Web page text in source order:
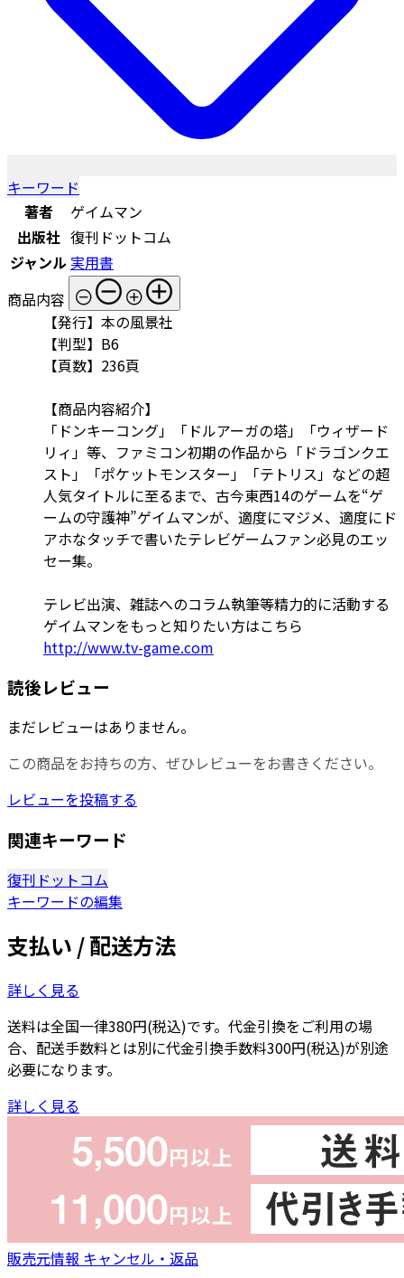
キーワード
著者
ゲイムマン
出版社 復刊ドットコム
ジャンル 実用書
商品内容
【発行】本の風景社
【判型】B6
【頁数】236頁
【商品内容紹介】
「ドンキーコング」「ドルアーガの塔」「ウィザード
リィ」等、ファミコン初期の作品から「ドラゴンクエ
スト」「ポケットモンスター」「テトリス」などの超
人気タイトルに至るまで、古今東西14のゲームを“ゲ
ームの守護神”ゲイムマンが、適度にマジメ、適度にド
アホなタッチで書いたテレビゲームファン必見のエッ
セー集。
テレビ出演、雑誌へのコラム執筆等精力的に活動する
ゲイムマンをもっと知りたい方はこちら
http://www.tv-game.com
読後レビュー
まだレビューはありません。
この商品をお持ちの方、ぜひレビューをお書きください。
レビューを投稿する
関連キーワード
復刊ドットコム
キーワードの編集
支払い / 配送方法
詳しく見る
送料は全国一律380円(税込)です。代金引換をご利用の場
合、配送手数料とは別に代金引換手数料300円(税込)が別途
必要になります。
詳しく見る
販売元情報 キャンセル・返品